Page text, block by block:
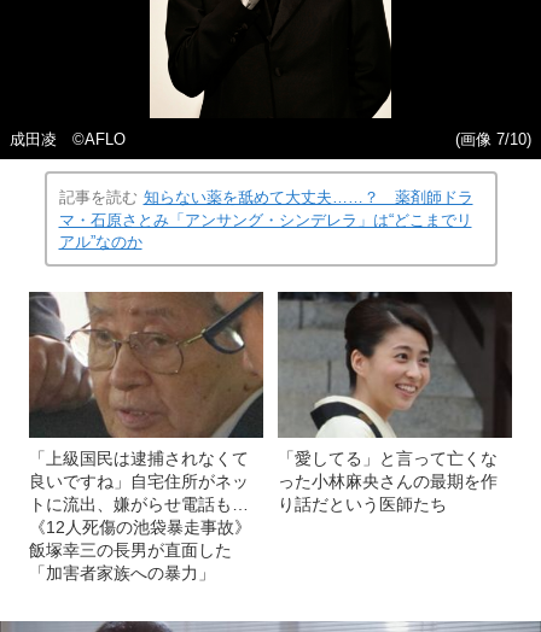
成田凌 ©AFLO (画像 7/10)
記事を読む 知らない薬を舐めて大丈夫……？ 薬剤師ドラ
マ・石原さとみ「アンサング・シンデレラ」は“どこまでリ
アル”なのか
「上級国民は逮捕されなくて
良いですね」自宅住所がネッ
トに流出、嫌がらせ電話も…
《12人死傷の池袋暴走事故》
飯塚幸三の長男が直面した
「加害者家族への暴力」
「愛してる」と言って亡くな
った小林麻央さんの最期を作
り話だという医師たち